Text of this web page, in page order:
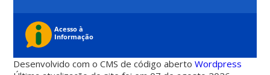
Desenvolvido com o CMS de código abertoWordpress